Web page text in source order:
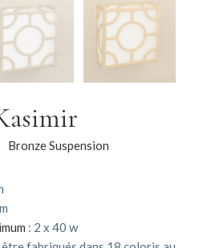
Suspension
: 2 x 40 w